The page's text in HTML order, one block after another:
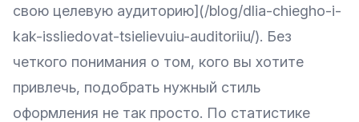
свою целевую аудиторию](/blog/dlia-chiegho-i-
kak-issliedovat-tsielievuiu-auditoriiu/). Без
четкого понимания о том, кого вы хотите
привлечь, подобрать нужный стиль
оформления не так просто. По статистике